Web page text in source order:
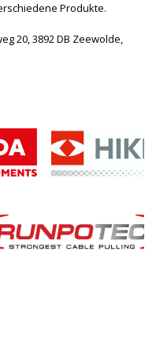
Produkte.
20, 3892 DB Zeewolde,